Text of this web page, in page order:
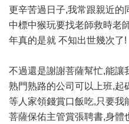
更辛苦過日子,我常跟親近的
中標中猴玩要找老師救時老
年真的是就 不知出世幾次了!
不過還是謝謝菩薩幫忙,能讓
熟門熟路的公司可以上班,起
等人家領錢賞口飯吃,只要我
菩薩保佑主管賞張聘書,身體